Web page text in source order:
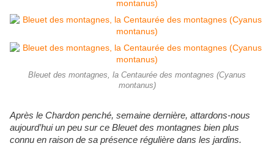
Bleuet des montagnes, la Centaurée des montagnes (Cyanus
montanus)
Après le Chardon penché, semaine dernière, attardons-nous
aujourd’hui un peu sur ce Bleuet des montagnes bien plus
connu en raison de sa présence régulière dans les jardins.